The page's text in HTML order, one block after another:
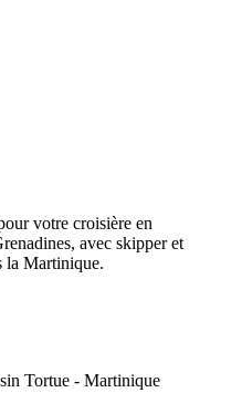
votre croisière en
avec skipper et
la Martinique.
Tortue - Martinique